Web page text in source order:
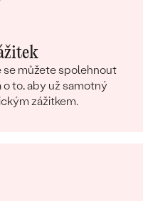
se můžete spolehnout
to, aby už samotný
zážitkem.